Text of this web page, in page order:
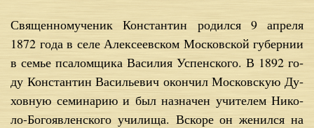
Свя­щен­но­му­че­ник Кон­стан­тин ро­дил­ся 9 ап­ре­ля
1872 го­да в се­ле Алек­се­ев­ском Мос­ков­ской гу­бер­нии
в се­мье пса­лом­щи­ка Ва­си­лия Успен­ско­го. В 1892 го­
ду Кон­стан­тин Ва­си­лье­вич окон­чил Мос­ков­скую Ду­
хов­ную се­ми­на­рию и был на­зна­чен учи­те­лем Ни­ко­
ло-Бо­го­яв­лен­ско­го учи­ли­ща. Вско­ре он же­нил­ся на